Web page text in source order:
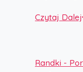
Czytaj Dalej
Randki -